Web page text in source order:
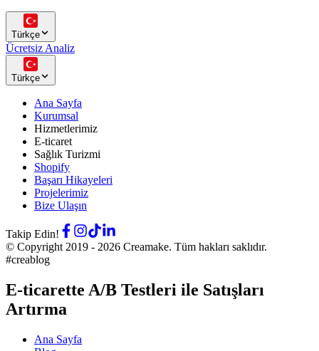
Türkçe
Ücretsiz Analiz
Türkçe
Ana Sayfa
Kurumsal
Hizmetlerimiz
E-ticaret
Sağlık Turizmi
Shopify
Başarı Hikayeleri
Projelerimiz
Bize Ulaşın
Takip Edin!
© Copyright 2019 - 2026 Creamake. Tüm hakları saklıdır.
#creablog
E-ticarette A/B Testleri ile Satışları
Artırma
Ana Sayfa